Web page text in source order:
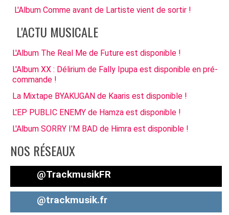
L'Album Comme avant de Lartiste vient de sortir !
L'ACTU MUSICALE
L'Album The Real Me de Future est disponible !
L'Album XX : Délirium de Fally Ipupa est disponible en pré-
commande !
La Mixtape BYAKUGAN de Kaaris est disponible !
L'EP PUBLIC ENEMY de Hamza est disponible !
L'Album SORRY I'M BAD de Himra est disponible !
NOS RÉSEAUX
@TrackmusikFR
@trackmusik.fr